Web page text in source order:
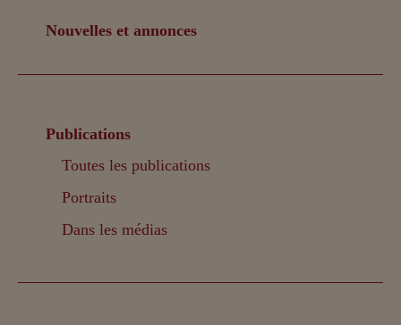
Nouvelles et annonces
Publications
Toutes les publications
Portraits
Dans les médias